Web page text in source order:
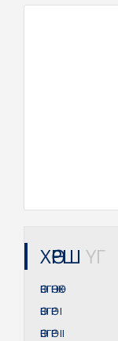
ХӨРШ ҮГ
ӨВГӨНӨХ
ӨВГӨРI
ӨВГӨРII